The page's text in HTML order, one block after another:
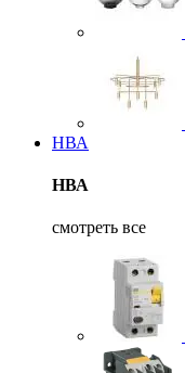
НВА
НВА
смотреть все